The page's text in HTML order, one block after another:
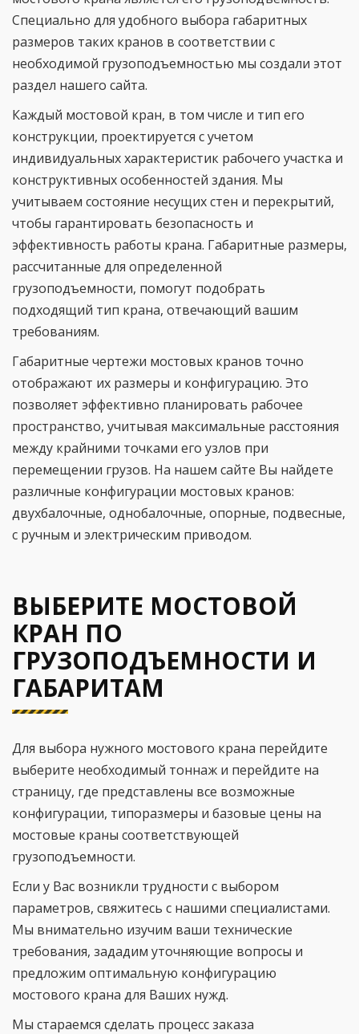
Специально для удобного выбора габаритных
размеров таких кранов в соответствии с
необходимой грузоподъемностью мы создали этот
раздел нашего сайта.
Каждый мостовой кран, в том числе и тип его
конструкции, проектируется с учетом
индивидуальных характеристик рабочего участка и
конструктивных особенностей здания. Мы
учитываем состояние несущих стен и перекрытий,
чтобы гарантировать безопасность и
эффективность работы крана. Габаритные размеры,
рассчитанные для определенной
грузоподъемности, помогут подобрать
подходящий тип крана, отвечающий вашим
требованиям.
Габаритные чертежи мостовых кранов точно
отображают их размеры и конфигурацию. Это
позволяет эффективно планировать рабочее
пространство, учитывая максимальные расстояния
между крайними точками его узлов при
перемещении грузов. На нашем сайте Вы найдете
различные конфигурации мостовых кранов:
двухбалочные, однобалочные, опорные, подвесные,
с ручным и электрическим приводом.
ВЫБЕРИТЕ МОСТОВОЙ
КРАН ПО
ГРУЗОПОДЪЕМНОСТИ И
ГАБАРИТАМ
Для выбора нужного мостового крана перейдите
выберите необходимый тоннаж и перейдите на
страницу, где представлены все возможные
конфигурации, типоразмеры и базовые цены на
мостовые краны соответствующей
грузоподъемности.
Если у Вас возникли трудности с выбором
параметров, свяжитесь с нашими специалистами.
Мы внимательно изучим ваши технические
требования, зададим уточняющие вопросы и
предложим оптимальную конфигурацию
мостового крана для Ваших нужд.
Мы стараемся сделать процесс заказа